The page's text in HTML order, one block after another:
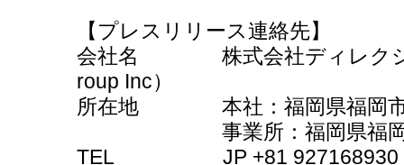
【プレスリリース連絡先】
会社名 株式会社ディレクシ
roup Inc）
所在地 本社：福岡県福岡市
事業所：福岡県福岡市中
TEL JP +81 927168930